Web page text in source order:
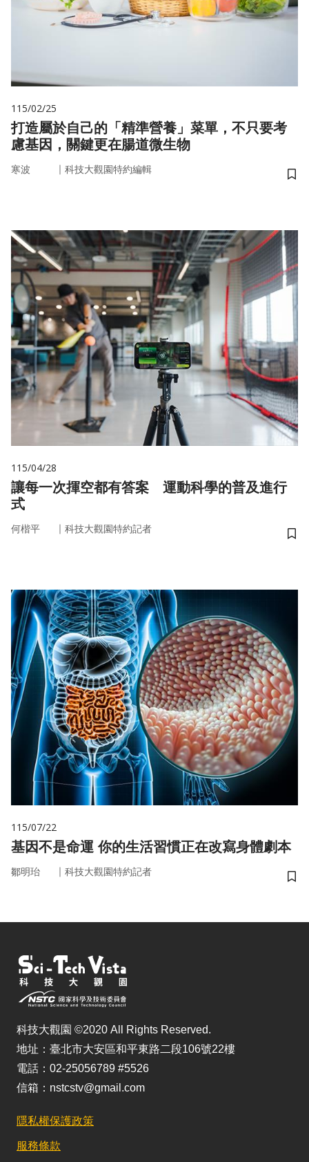
115/02/25
打造屬於自己的「精準營養」菜單，不只要考
慮基因，關鍵更在腸道微生物
寒波 ｜ 科技大觀園特約編輯
儲
115/04/28
讓每一次揮空都有答案 運動科學的普及進行
式
何楷平 ｜ 科技大觀園特約記者
儲
115/07/22
基因不是命運 你的生活習慣正在改寫身體劇本
鄒明珆 ｜ 科技大觀園特約記者
儲
科技大觀園 ©2020 All Rights Reserved.
地址：臺北市大安區和平東路二段106號22樓
電話：02-25056789 #5526
信箱：nstcstv@gmail.com
隱私權保護政策
服務條款